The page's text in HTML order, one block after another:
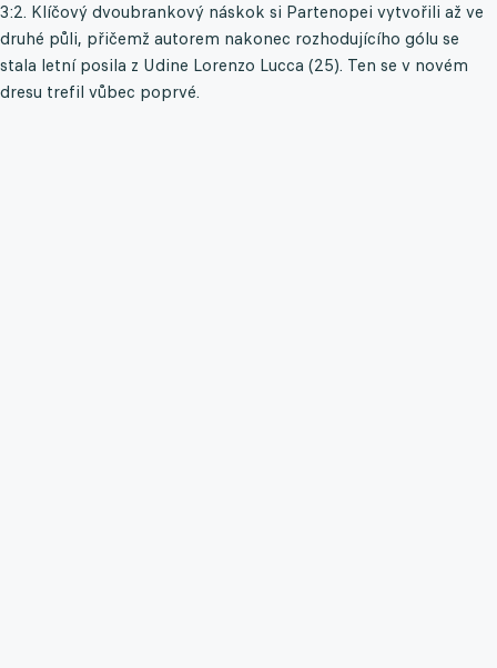
3:2. Klíčový dvoubrankový náskok si Partenopei vytvořili až ve
druhé půli, přičemž autorem nakonec rozhodujícího gólu se
stala letní posila z Udine Lorenzo Lucca (25). Ten se v novém
dresu trefil vůbec poprvé.